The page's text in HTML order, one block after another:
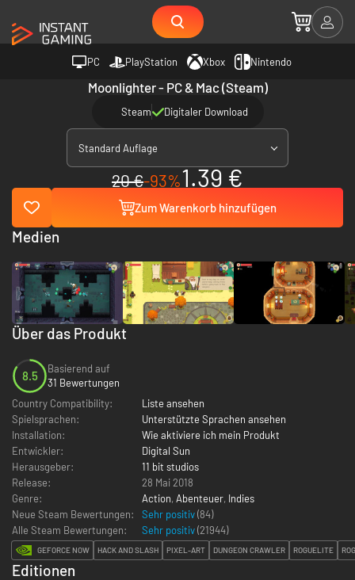
PC PlayStation Xbox Nintendo
Moonlighter - PC & Mac (Steam)
Steam Digitaler Download
Standard Auflage
20 €-93%1.39 €
Zum Warenkorb hinzufügen
Über das Produkt
8.5
Basierend auf
31 Bewertungen
Country Compatibility:
Liste ansehen
Spielsprachen:
Unterstützte Sprachen ansehen
Installation:
Wie aktiviere ich mein Produkt
Entwickler:
Digital Sun
Herausgeber:
11 bit studios
Release:
28 Mai 2018
Genre:
Action, Abenteuer, Indies
Neue Steam Bewertungen:
Sehr positiv(84)
Alle Steam Bewertungen:
Sehr positiv(21944)
GEFORCE NOW HACK AND SLASH PIXEL-ART DUNGEON CRAWLER ROGUELITE
Editionen
Medien